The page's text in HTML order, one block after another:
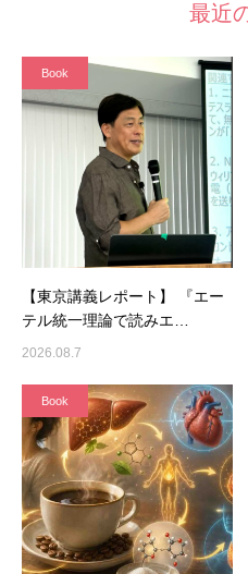
最近
Book
【東京講義レポート】 『エー
テル統一理論で読みエ…
2026.08.7
Book